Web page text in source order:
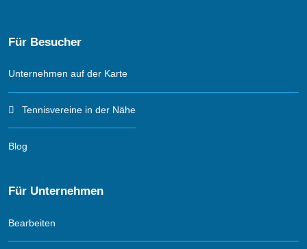
Für Besucher
Unternehmen auf der Karte
Tennisvereine in der Nähe
Blog
Für Unternehmen
Bearbeiten